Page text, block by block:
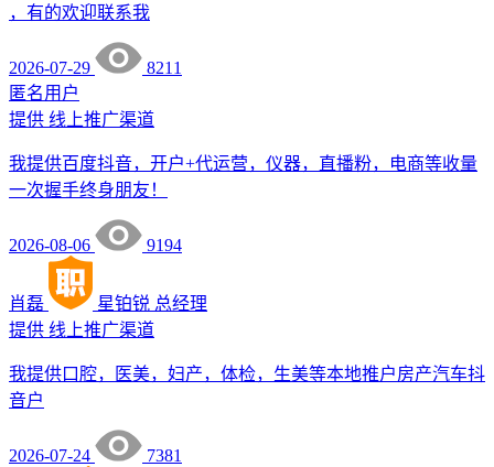
，有的欢迎联系我
2026-07-29
8211
匿名用户
提供 线上推广渠道
我提供百度抖音，开户+代运营，仪器，直播粉，电商等收量
一次握手终身朋友！
2026-08-06 9194
肖磊 星铂锐 总经理
提供 线上推广渠道
我提供口腔，医美，妇产，体检，生美等本地推户房产汽车抖
音户
2026-07-24 7381